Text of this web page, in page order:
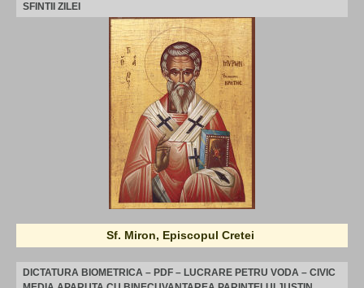
SFINTII ZILEI
Sf. Miron, Episcopul Cretei
DICTATURA BIOMETRICA – PDF – LUCRARE PETRU VODA – CIVIC